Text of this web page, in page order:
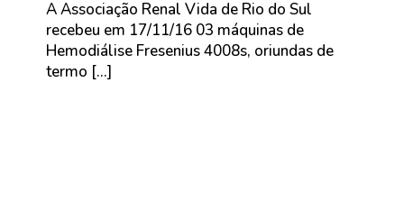
A Associação Renal Vida de Rio do Sul
recebeu em 17/11/16 03 máquinas de
Hemodiálise Fresenius 4008s, oriundas de
termo […]